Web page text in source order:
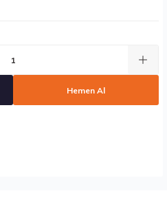
Hemen Al